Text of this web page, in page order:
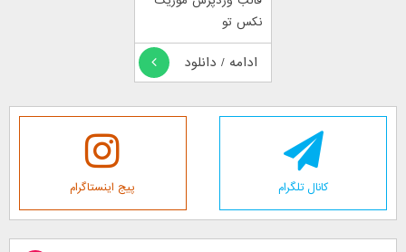
نکس تو
ادامه / دانلود
کانال تلگرام پیج اینستاگرام